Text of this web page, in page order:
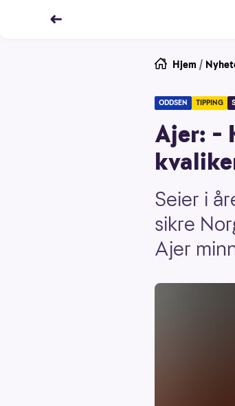
Hjem /
ODDSEN TIPPING
Ajer: –
Seier i
sikre
Ajer